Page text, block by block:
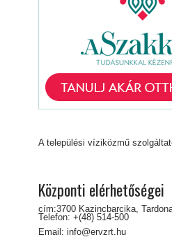
A települési víziközmű
Központi elérhetőségei
cím:3700 Kazincbarcika,
Telefon: +(48) 514-500
Email: info@ervzrt.hu